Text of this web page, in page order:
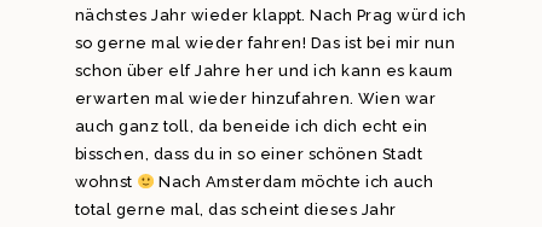
nächstes Jahr wieder klappt. Nach Prag würd ich
so gerne mal wieder fahren! Das ist bei mir nun
schon über elf Jahre her und ich kann es kaum
erwarten mal wieder hinzufahren. Wien war
auch ganz toll, da beneide ich dich echt ein
bisschen, dass du in so einer schönen Stadt
wohnst
Nach Amsterdam möchte ich auch
total gerne mal, das scheint dieses Jahr